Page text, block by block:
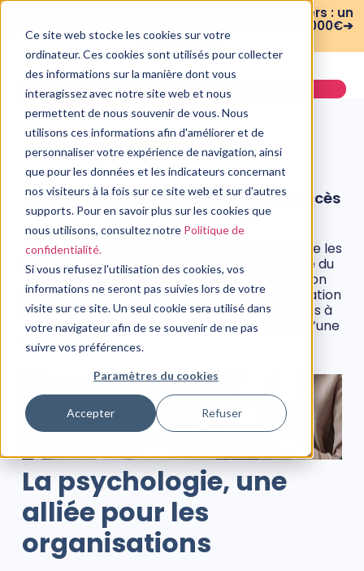
Ce site web stocke les cookies sur votre
ordinateur. Ces cookies sont utilisés pour collecter
des informations sur la manière dont vous
interagissez avec notre site web et nous
permettent de nous souvenir de vous. Nous
utilisons ces informations afin d'améliorer et de
personnaliser votre expérience de navigation, ainsi
que pour les données et les indicateurs concernant
nos visiteurs à la fois sur ce site web et sur d'autres
supports. Pour en savoir plus sur les cookies que
nous utilisons, consultez notre Politique de
confidentialité.
Si vous refusez l'utilisation des cookies, vos
informations ne seront pas suivies lors de votre
visite sur ce site. Un seul cookie sera utilisé dans
votre navigateur afin de se souvenir de ne pas
suivre vos préférences.
Paramètres du cookies
Accepter Refuser
WEBINAIRE : Risques psychosociaux et managers : un
plan de formation sur 3 mois pour moins de 3 000€➔
voir le replay
Demander une démo
SANTÉ MENTALE
La psychologie au travail, la clé du succès
pour les entreprises
3 novembre, 2023
La psychologie est un domaine vaste qui étudie les
comportements humains. Adaptée au monde du
travail, ses objectifs s’étendent de la promotion
du bien-être des collaborateurs à la maximisation
de la réussite d’une société. Voici 5 aspects liés à
la psychologie qui boostent la compétitivité d’une
entreprise.
La psychologie, une
alliée pour les
organisations